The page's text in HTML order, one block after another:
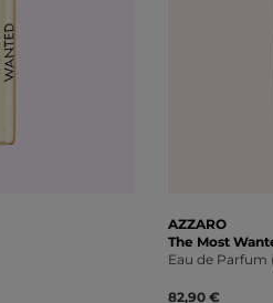
AZZARO
The Most
Eau de Parfum
82,90 €